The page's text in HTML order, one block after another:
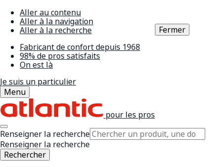
Aller au contenu
Aller à la navigation
Aller à la recherche
Fabricant de confort depuis 1968
98% de pros satisfaits
On est là
Je suis un particulier
Menu
pour les pros
Renseigner la recherche
Renseigner la recherche
Rechercher
Fermer